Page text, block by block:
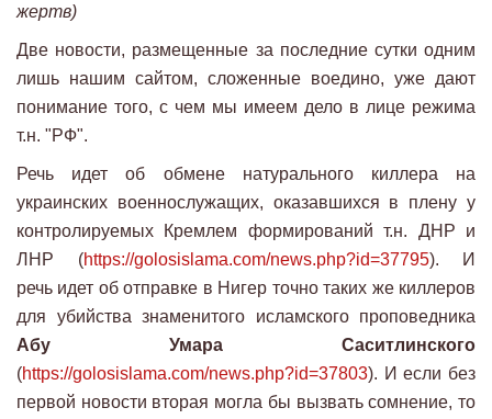
жертв)
Две новости, размещенные за последние сутки одним
лишь нашим сайтом, сложенные воедино, уже дают
понимание того, с чем мы имеем дело в лице режима
т.н. "РФ".
Речь идет об обмене натурального киллера на
украинских военнослужащих, оказавшихся в плену у
контролируемых Кремлем формирований т.н. ДНР и
ЛНР (https://golosislama.com/news.php?id=37795). И
речь идет об отправке в Нигер точно таких же киллеров
для убийства знаменитого исламского проповедника
Абу Умара Саситлинского
(https://golosislama.com/news.php?id=37803). И если без
первой новости вторая могла бы вызвать сомнение, то